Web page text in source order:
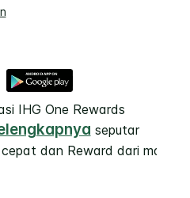
IHG One Rewards
seputar
dan Reward dari mana